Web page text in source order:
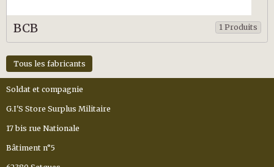
BCB 1 Produits
Tous les fabricants
Soldat et compagnie
G.I'S Store Surplus Militaire
17 bis rue Nationale
Bâtiment n°5